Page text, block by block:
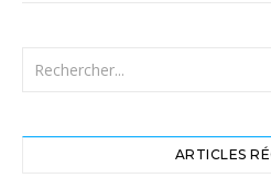
ARTICLES